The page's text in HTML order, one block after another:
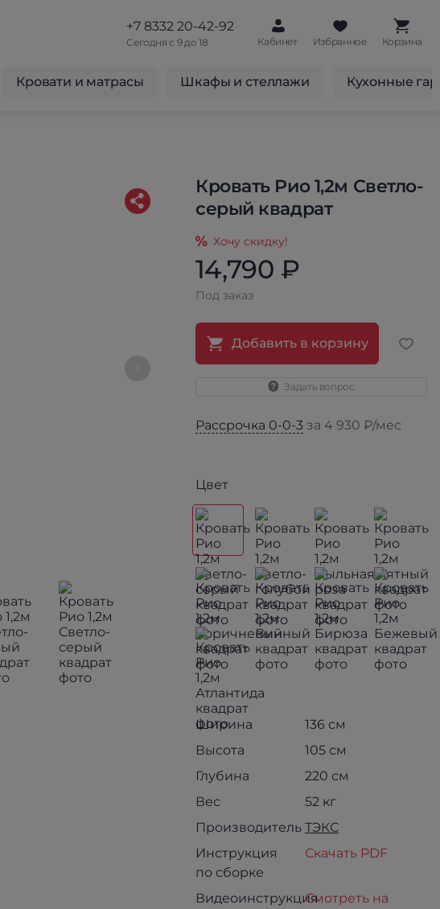
+7 8332 20-42-92
Сегодня с 9 до 18 Кабинет Избранное Корзина
Кровати и матрасы Шкафы и стеллажи Кухонные
Кровать Рио 1,2м Светло-
серый квадрат
Хочу скидку!
14,790 ₽
Под заказ
Добавить в корзину
Задать вопрос
Рассрочка 0-0-3 за 4 930 ₽/мес
Цвет
Ширина
136 см
Высота
105 см
Глубина
220 см
Вес
52 кг
Производитель ТЭКС
Инструкция
по сборке
Скачать PDF
ВидеоинструкцияСмотреть на